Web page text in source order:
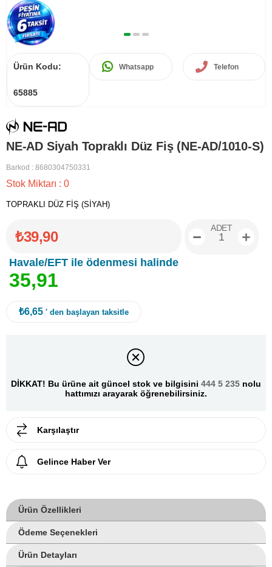
Ürün Kodu:
65885
Whatsapp Telefon
NE-AD Siyah Topraklı Düz Fiş (NE-AD/1010-S)
Barkod : 8680304750331
Stok Miktarı : 0
TOPRAKLI DÜZ FİŞ (SİYAH)
₺39,90
Havale/EFT ile ödenmesi halinde
35,91
ADET
₺6,65 ' den başlayan taksitle
DİKKAT! Bu ürüne ait güncel stok ve bilgisini 444 5 235 nolu
hattımızı arayarak öğrenebilirsiniz.
Karşılaştır
Gelince Haber Ver
Ürün Özellikleri
Ödeme Seçenekleri
Ürün Detayları